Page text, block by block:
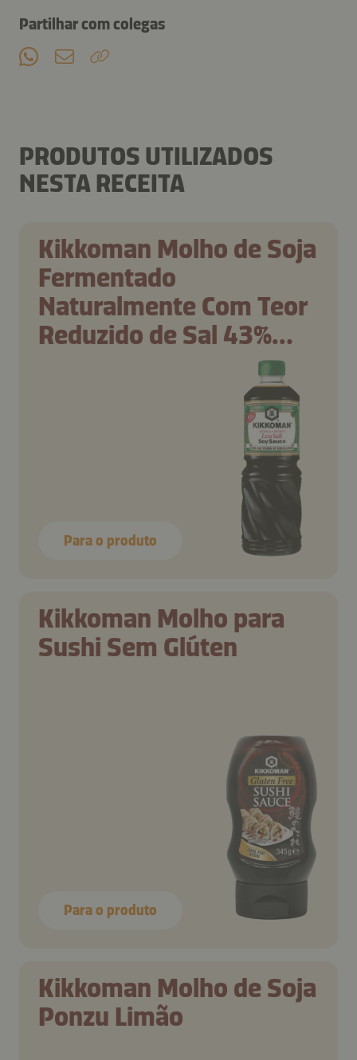
Partilhar com colegas
PRODUTOS UTILIZADOS
NESTA RECEITA
Kikkoman Molho de Soja
Fermentado
Naturalmente Com Teor
Reduzido de Sal 43%
Menos Sal que O Molho
Para o produto
Kikkoman Molho para
Sushi Sem Glúten
Para o produto
Kikkoman Molho de Soja
Ponzu Limão